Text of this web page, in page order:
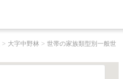
> 大字中野林> 世帯の家族類型別一般世